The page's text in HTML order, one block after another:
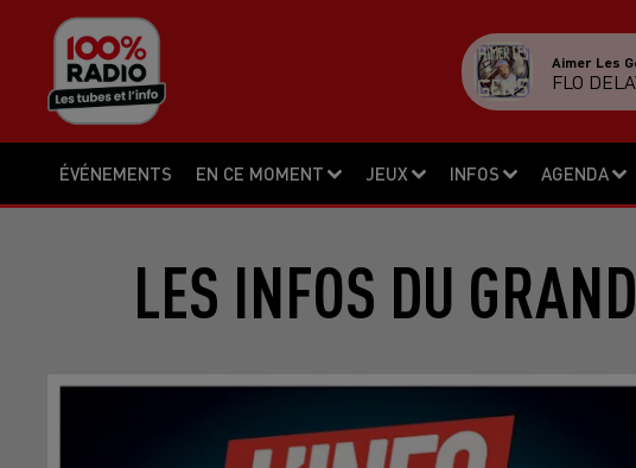
ÉVÉNEMENTS EN CE MOMENT JEUX INFOS AGENDA
Aimer Les
FLO
LES INFOS DU